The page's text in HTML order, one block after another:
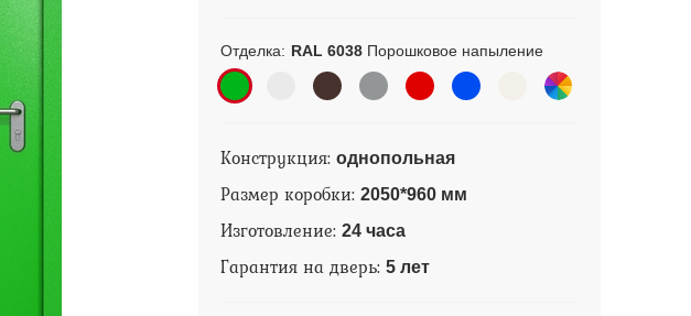
Отделка: RAL 6038Порошковое напыление
Конструкция: однопольная
Размер коробки: 2050*960 мм
Изготовление: 24 часа
Гарантия на дверь: 5 лет